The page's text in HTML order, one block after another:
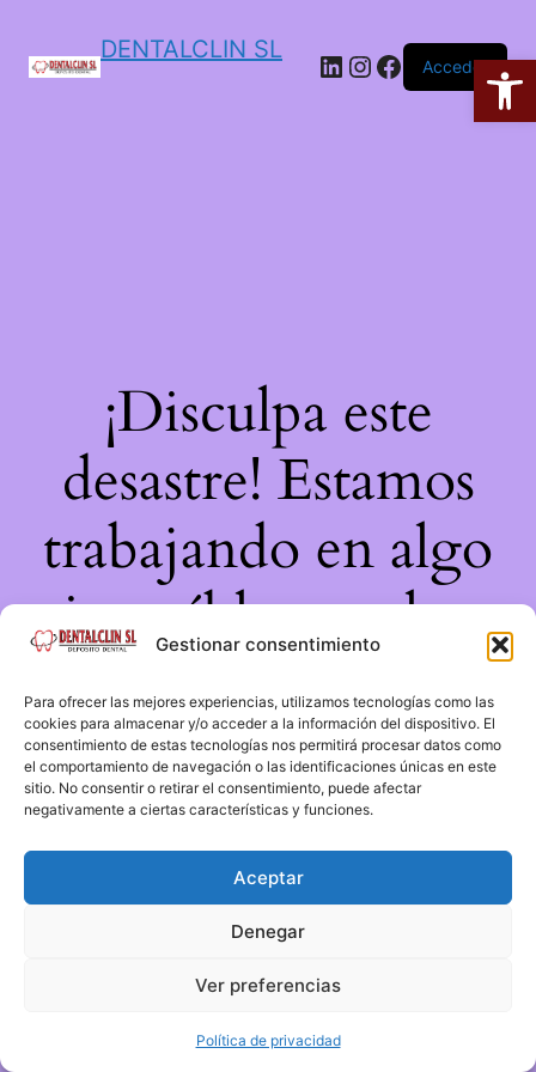
Gestionar consentimiento
Para ofrecer las mejores experiencias, utilizamos tecnologías como las
cookies para almacenar y/o acceder a la información del dispositivo. El
consentimiento de estas tecnologías nos permitirá procesar datos como
el comportamiento de navegación o las identificaciones únicas en este
sitio. No consentir o retirar el consentimiento, puede afectar
negativamente a ciertas características y funciones.
Aceptar
Denegar
Ver preferencias
Política de privacidad
DENTALCLIN SL
Acceder
¡Disculpa este
desastre! Estamos
trabajando en algo
increíble, ¡vuelve
pronto!